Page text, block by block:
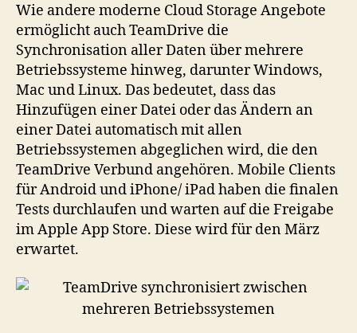
Wie andere moderne Cloud Storage Angebote
ermöglicht auch TeamDrive die
Synchronisation aller Daten über mehrere
Betriebssysteme hinweg, darunter Windows,
Mac und Linux. Das bedeutet, dass das
Hinzufügen einer Datei oder das Ändern an
einer Datei automatisch mit allen
Betriebssystemen abgeglichen wird, die den
TeamDrive Verbund angehören. Mobile Clients
für Android und iPhone/ iPad haben die finalen
Tests durchlaufen und warten auf die Freigabe
im Apple App Store. Diese wird für den März
erwartet.